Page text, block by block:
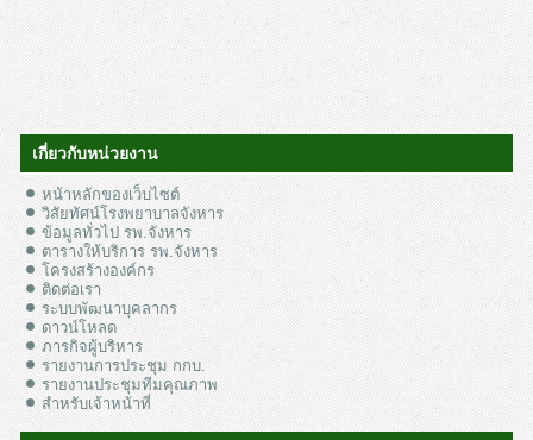
เกี่ยวกับหน่วยงาน
หน้าหลักของเว็บไซต์
วิสัยทัศน์โรงพยาบาลจังหาร
ข้อมูลทั่วไป รพ.จังหาร
ตารางให้บริการ รพ.จังหาร
โครงสร้างองค์กร
ติดต่อเรา
ระบบพัฒนาบุคลากร
ดาวน์โหลด
ภารกิจผู้บริหาร
รายงานการประชุม กกบ.
รายงานประชุมทีมคุณภาพ
สำหรับเจ้าหน้าที่